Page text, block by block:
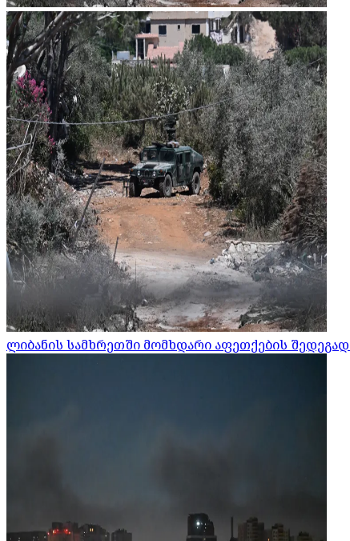
ლიბანის სამხრეთში მომხდარი აფეთქების